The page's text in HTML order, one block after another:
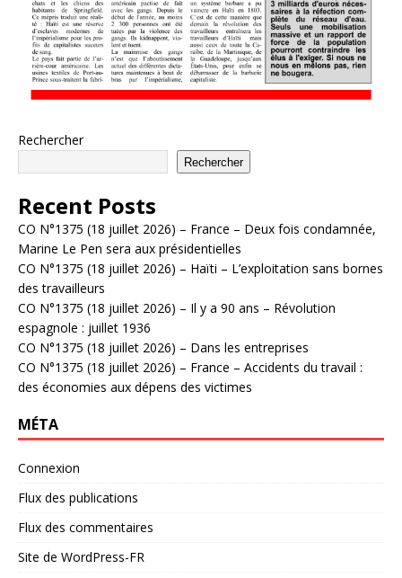
Rechercher
Rechercher
Recent Posts
CO N°1375 (18 juillet 2026) – France – Deux fois condamnée,
Marine Le Pen sera aux présidentielles
CO N°1375 (18 juillet 2026) – Haïti – L’exploitation sans bornes
des travailleurs
CO N°1375 (18 juillet 2026) – Il y a 90 ans – Révolution
espagnole : juillet 1936
CO N°1375 (18 juillet 2026) – Dans les entreprises
CO N°1375 (18 juillet 2026) – France – Accidents du travail :
des économies aux dépens des victimes
MÉTA
Connexion
Flux des publications
Flux des commentaires
Site de WordPress-FR